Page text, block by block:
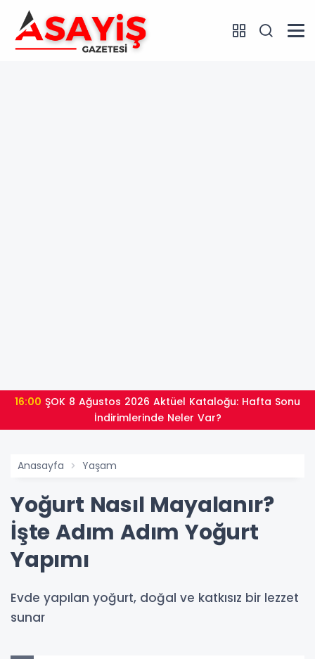
16:00
İndirimlerinde Neler Var?
Anasayfa Yaşam
Yoğurt Nasıl Mayalanır?
İşte Adım Adım Yoğurt
Yapımı
Evde yapılan yoğurt, doğal ve katkısız bir lezzet
sunar